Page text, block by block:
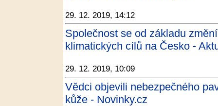
29. 12. 2019, 14:12
Společnost se od základu
klimatických cílů na Česko -
29. 12. 2019, 10:09
Vědci objevili nebezpečného
kůže - Novinky.cz